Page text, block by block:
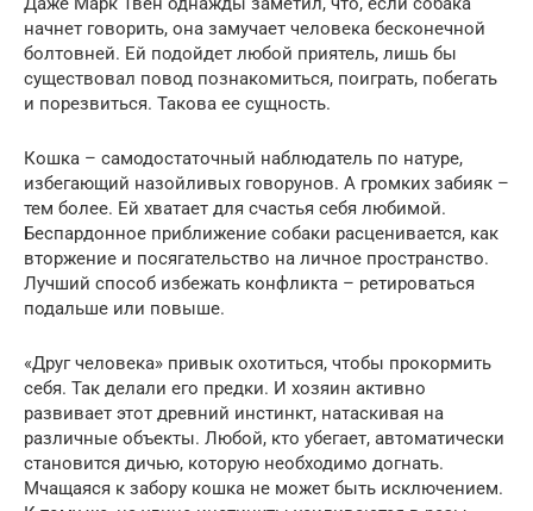
начнет говорить, она замучает человека бесконечной
болтовней. Ей подойдет любой приятель, лишь бы
существовал повод познакомиться, поиграть, побегать
и порезвиться. Такова ее сущность.
Кошка – самодостаточный наблюдатель по натуре,
избегающий назойливых говорунов. А громких забияк –
тем более. Ей хватает для счастья себя любимой.
Беспардонное приближение собаки расценивается, как
вторжение и посягательство на личное пространство.
Лучший способ избежать конфликта – ретироваться
подальше или повыше.
«Друг человека» привык охотиться, чтобы прокормить
себя. Так делали его предки. И хозяин активно
развивает этот древний инстинкт, натаскивая на
различные объекты. Любой, кто убегает, автоматически
становится дичью, которую необходимо догнать.
Мчащаяся к забору кошка не может быть исключением.